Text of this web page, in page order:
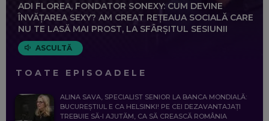
ADI FLOREA, FONDATOR SONEXY: CUM DEVINE
ÎNVĂȚAREA SEXY? AM CREAT REȚEAUA SOCIALĂ CARE
NU TE LASĂ MAI PROST, LA SFÂRȘITUL SESIUNII
ASCULTĂ
TOATE EPISOADELE
ALINA SAVA, SPECIALIST SENIOR LA BANCA MONDIALĂ:
BUCUREȘTIUL E CA HELSINKI! PE CEI DEZAVANTAJAȚI
TREBUIE SĂ-I AJUTĂM, CA SĂ CREASCĂ ROMÂNIA